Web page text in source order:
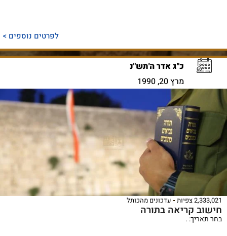
לפרטים נוספים >
כ"ג אדר ה'תש"נ
מרץ 20, 1990
2,333,021 צפיות עדכונים מהכותל
חישוב קריאה בתורה
בחר תאריך: .